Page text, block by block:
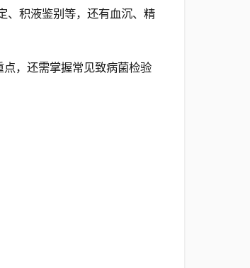
、积液鉴别等，还有血沉、精
，还需掌握常见致病菌检验